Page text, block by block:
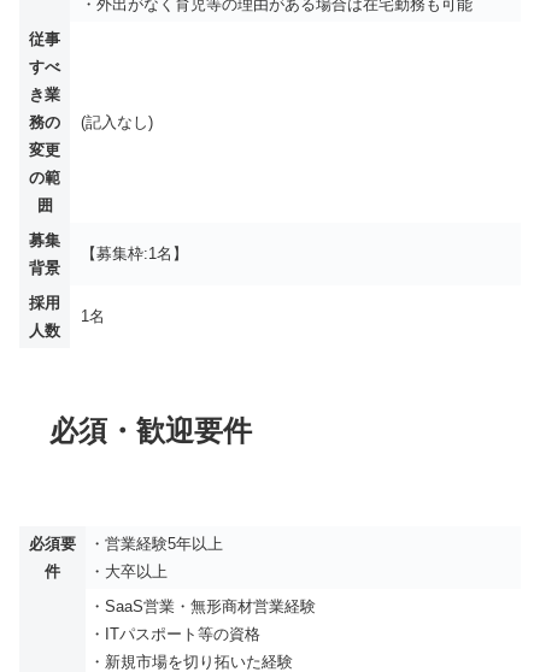
・外出がなく育児等の理由がある場合は在宅勤務も可能
従事
すべ
き業
務の
変更
の範
囲
(記入なし)
募集
背景
【募集枠:1名】
採用
人数
1名
必須・歓迎要件
必須要
件
・営業経験5年以上
・大卒以上
・SaaS営業・無形商材営業経験
・ITパスポート等の資格
・新規市場を切り拓いた経験